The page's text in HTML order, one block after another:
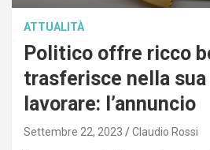
ATTUALITÀ
Politico offre ricco
trasferisce nella
lavorare: l’annuncio
Settembre 22, 2023 Claudio Rossi